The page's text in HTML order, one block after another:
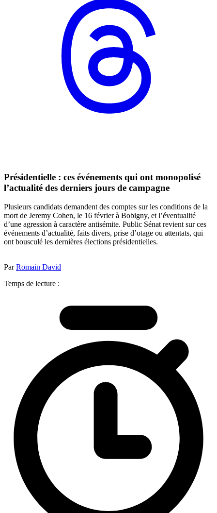
Présidentielle : ces événements qui ont monopolisé
l’actualité des derniers jours de campagne
Plusieurs candidats demandent des comptes sur les conditions de la
mort de Jeremy Cohen, le 16 février à Bobigny, et l’éventualité
d’une agression à caractère antisémite. Public Sénat revient sur ces
événements d’actualité, faits divers, prise d’otage ou attentats, qui
ont bousculé les dernières élections présidentielles.
ParRomain David
Temps de lecture :